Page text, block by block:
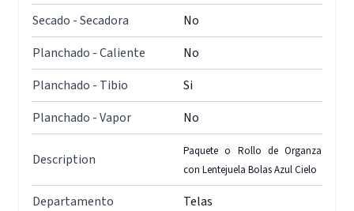
Secado - Secadora
No
Planchado - Caliente
No
Planchado - Tibio
Si
Planchado - Vapor
No
Description
Paquete o Rollo de Organza
con Lentejuela Bolas Azul Cielo
Departamento
Telas